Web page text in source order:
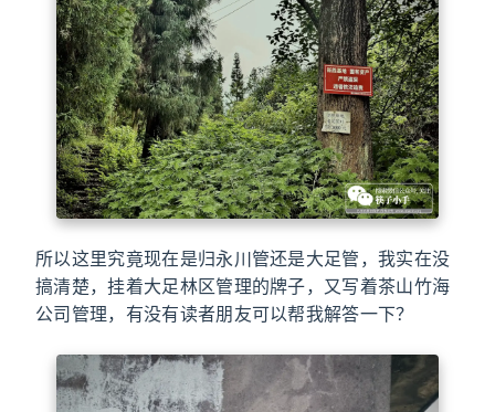
所以这里究竟现在是归永川管还是大足管，我实在没
搞清楚，挂着大足林区管理的牌子，又写着茶山竹海
公司管理，有没有读者朋友可以帮我解答一下？